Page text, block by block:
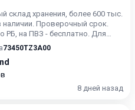
склад хранения, более 600 тыс.
наличии. Проверочный срок.
РБ, на ПВЗ - бесплатно. Для
73450TZ3A00
8 дней назад